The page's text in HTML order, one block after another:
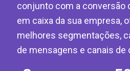
conjunto com a conversão
em caixa da sua empresa,
melhores segmentações,
de mensagens e canais de